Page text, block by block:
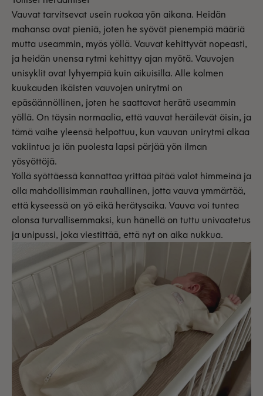
Vauvat tarvitsevat usein ruokaa yön aikana. Heidän
mahansa ovat pieniä, joten he syövät pienempiä määriä
mutta useammin, myös yöllä. Vauvat kehittyvät nopeasti,
ja heidän unensa rytmi kehittyy ajan myötä. Vauvojen
unisyklit ovat lyhyempiä kuin aikuisilla. Alle kolmen
kuukauden ikäisten vauvojen unirytmi on
epäsäännöllinen, joten he saattavat herätä useammin
yöllä. On täysin normaalia, että vauvat heräilevät öisin, ja
tämä vaihe yleensä helpottuu, kun vauvan unirytmi alkaa
vakiintua ja iän puolesta lapsi pärjää yön ilman
yösyöttöjä.
Yöllä syöttäessä kannattaa yrittää pitää valot himmeinä ja
olla mahdollisimman rauhallinen, jotta vauva ymmärtää,
että kyseessä on yö eikä herätysaika. Vauva voi tuntea
olonsa turvallisemmaksi, kun hänellä on tuttu univaatetus
ja unipussi, joka viestittää, että nyt on aika nukkua.